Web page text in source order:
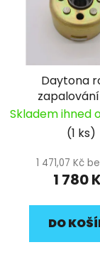
u
Daytona
zapalování
Skladem ihned
(1 ks)
1 471,07 Kč
1 780
DO